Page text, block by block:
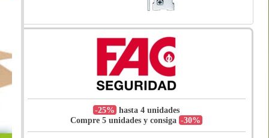
-25% hasta 4 unidades
Compre 5 unidades y consiga-30%